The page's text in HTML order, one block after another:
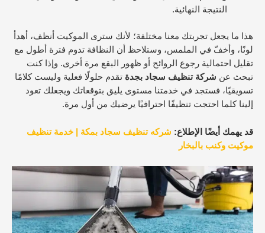
النتيجة النهائية.
هذا ما يجعل تجربتك معنا مختلفة؛ لأنك سترى الموكيت أنظف، أهدأ
لونًا، وأخفّ في الملمس، وستلاحظ أن النظافة تدوم فترة أطول مع
تقليل احتمالية رجوع الروائح أو ظهور البقع مرة أخرى. وإذا كنت
تبحث عن شركة تنظيف سجاد بجدة تقدم حلولًا فعلية وليست كلامًا
تسويقيًا، فستجد في خدمتنا مستوى يليق بتوقعاتك ويجعلك تعود
إلينا كلما احتجت تنظيفًا احترافيًا يرضيك من أول مرة.
قد يهمك أيضًا الإطلاع: شركه تنظيف سجاد بمكة | خدمة تنظيف
موكيت وكنب بالبخار